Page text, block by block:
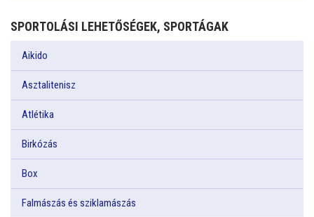
SPORTOLÁSI LEHETŐSÉGEK, SPORTÁGAK
Aikido
Asztalitenisz
Atlétika
Birkózás
Box
Falmászás és sziklamászás